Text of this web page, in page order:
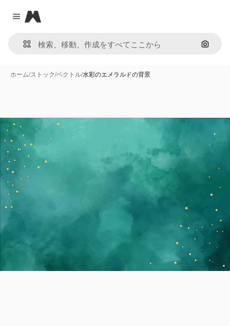
Close menu
Magnific
画像で
ホーム/ストック/ベクトル/水彩のエメラルドの背景